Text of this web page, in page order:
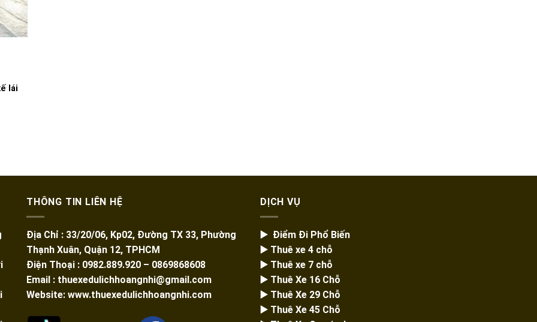
lái
THÔNG TIN LIÊN HỆ
Địa Chỉ : 33/20/06, Kp02, Đường TX 33, Phường
Thạnh Xuân, Quận 12, TPHCM
Điện Thoại : 0982.889.920 – 0869868608
Email : thuexedulichhoangnhi@gmail.com
Website: www.thuexedulichhoangnhi.com
DỊCH VỤ
▶️ Điểm Đi Phổ Biến
▶️ Thuê xe 4 chỗ
▶️ Thuê xe 7 chỗ
▶️ Thuê Xe 16 Chỗ
▶️ Thuê Xe 29 Chỗ
▶️ Thuê Xe 45 Chỗ